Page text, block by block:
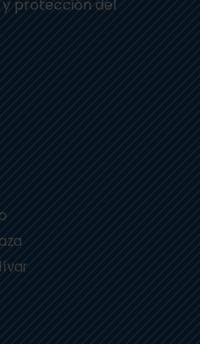
protección del